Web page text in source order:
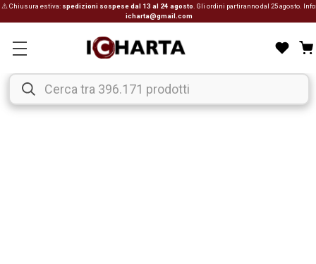
⚠ Chiusura estiva: spedizioni sospese dal 13 al 24 agosto . Gli ordini partiranno dal 25 agosto. Info:
icharta@gmail.com